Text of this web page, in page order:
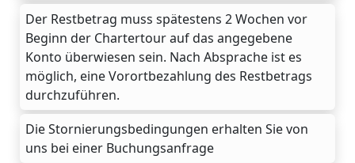
Der Restbetrag muss spätestens 2 Wochen vor
Beginn der Chartertour auf das angegebene
Konto überwiesen sein. Nach Absprache ist es
möglich, eine Vorortbezahlung des Restbetrags
durchzuführen.
Die Stornierungsbedingungen erhalten Sie von
uns bei einer Buchungsanfrage